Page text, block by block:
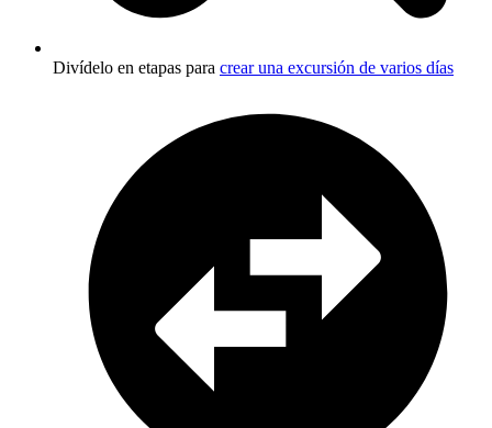
Divídelo en etapas para crear una excursión de varios días